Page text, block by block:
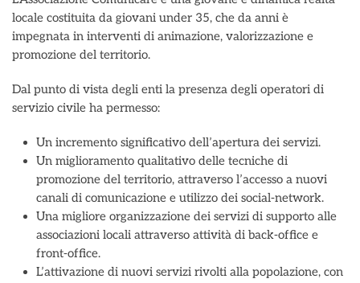
locale costituita da giovani under 35, che da anni è
impegnata in interventi di animazione, valorizzazione e
promozione del territorio.
Dal punto di vista degli enti la presenza degli operatori di
servizio civile ha permesso:
Un incremento significativo dell’apertura dei servizi.
Un miglioramento qualitativo delle tecniche di
promozione del territorio, attraverso l’accesso a nuovi
canali di comunicazione e utilizzo dei social-network.
Una migliore organizzazione dei servizi di supporto alle
associazioni locali attraverso attività di back-office e
front-office.
L’attivazione di nuovi servizi rivolti alla popolazione, con